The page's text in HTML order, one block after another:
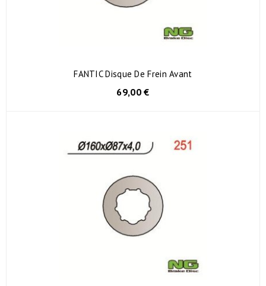
FANTIC Disque De Frein Avant
69,00 €